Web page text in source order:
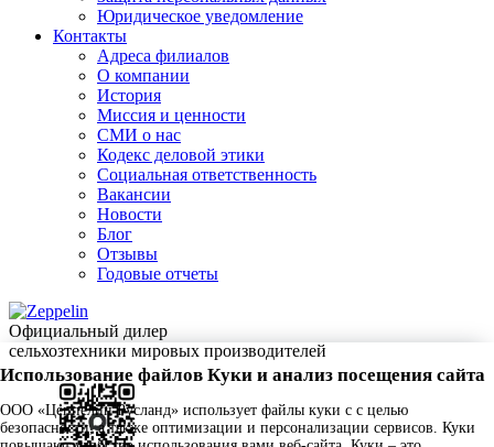
Юридическое уведомление
Контакты
Адреса филиалов
О компании
История
Миссия и ценности
СМИ о нас
Кодекс деловой этики
Социальная ответственность
Вакансии
Новости
Блог
Отзывы
Годовые отчеты
Официальный дилер
сельхозтехники мировых производителей
Использование файлов Куки и анализ посещения сайта
ООО «Цеппелин Русланд» использует файлы куки c с целью
безопасности, а также оптимизации и персонализации сервисов. Куки